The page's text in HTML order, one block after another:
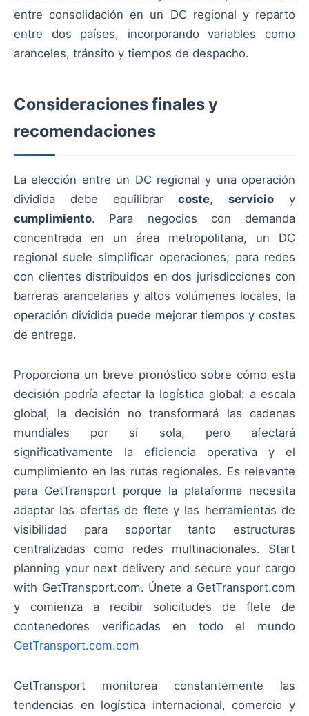
entre consolidación en un DC regional y reparto
entre dos países, incorporando variables como
aranceles, tránsito y tiempos de despacho.
Consideraciones finales y
recomendaciones
La elección entre un DC regional y una operación
dividida debe equilibrarcoste,servicio y
cumplimiento. Para negocios con demanda
concentrada en un área metropolitana, un DC
regional suele simplificar operaciones; para redes
con clientes distribuidos en dos jurisdicciones con
barreras arancelarias y altos volúmenes locales, la
operación dividida puede mejorar tiempos y costes
de entrega.
Proporciona un breve pronóstico sobre cómo esta
decisión podría afectar la logística global: a escala
global, la decisión no transformará las cadenas
mundiales por sí sola, pero afectará
significativamente la eficiencia operativa y el
cumplimiento en las rutas regionales. Es relevante
para GetTransport porque la plataforma necesita
adaptar las ofertas de flete y las herramientas de
visibilidad para soportar tanto estructuras
centralizadas como redes multinacionales. Start
planning your next delivery and secure your cargo
with GetTransport.com. Únete a GetTransport.com
y comienza a recibir solicitudes de flete de
contenedores verificadas en todo el mundo
GetTransport.com.com
GetTransport monitorea constantemente las
tendencias en logística internacional, comercio y